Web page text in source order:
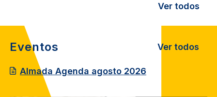
Ver todos
Eventos
Almada Agenda agosto 2026
Ver todos